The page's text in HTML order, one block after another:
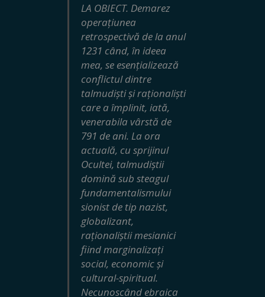
LA OBIECT. Demarez
operațiunea
retrospectivă de la anul
1231 când, în ideea
mea, se esențializează
conflictul dintre
talmudiști și raționaliști
care a împlinit, iată,
venerabila vârstă de
791 de ani. La ora
actuală, cu sprijinul
Ocultei, talmudiștii
domină sub steagul
fundamentalismului
sionist de tip nazist,
globalizant,
raționaliștii mesianici
fiind marginalizați
social, economic și
cultural-spiritual.
Necunoscând ebraica